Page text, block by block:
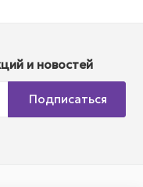
и новостей
Подписаться